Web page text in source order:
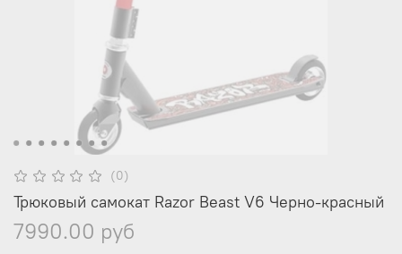
(0)
Трюковый самокат Razor Beast V6 Черно-красный
7990.00 руб